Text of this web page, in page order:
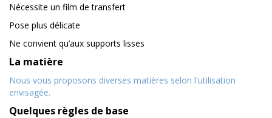
Nécessite un film de transfert
Pose plus délicate
Ne convient qu’aux supports lisses
La matière
Nous vous proposons diverses matières selon l'utilisation
envisagée.
Quelques règles de base